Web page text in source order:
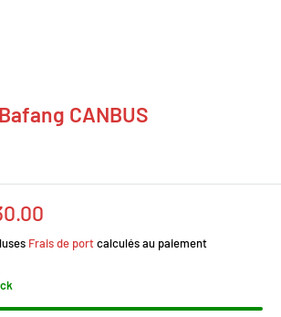
CANBUS
Frais de portcalculés au paiement